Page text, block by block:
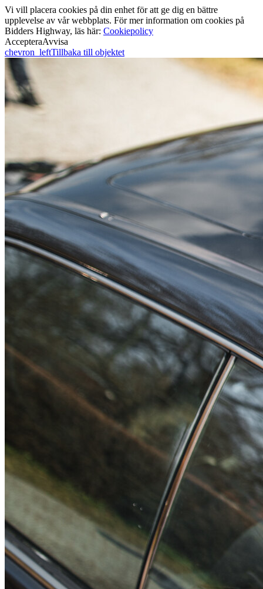
Vi vill placera cookies på din enhet för att ge dig en bättre
upplevelse av vår webbplats. För mer information om cookies på
Bidders Highway, läs här: Cookiepolicy
AccepteraAvvisa
chevron_leftTillbaka till objektet